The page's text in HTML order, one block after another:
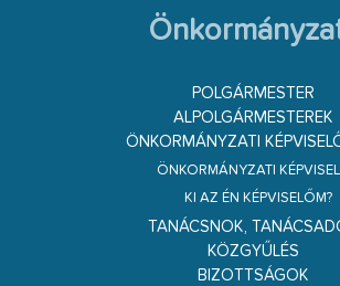
POLGÁRMESTER
ALPOLGÁRMESTEREK
ÖNKORMÁNYZATI
ÖNKORMÁNYZATI
KI AZ ÉN KÉPVISELŐM?
TANÁCSNOK,
KÖZGYŰLÉS
BIZOTTSÁGOK